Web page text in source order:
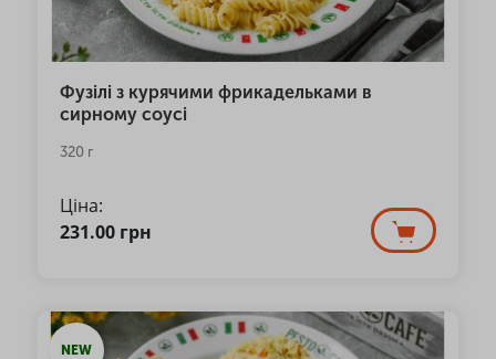
Фузілі з курячими фрикадельками в
сирному соусі
320 г
Ціна:
231.00 грн
NEW